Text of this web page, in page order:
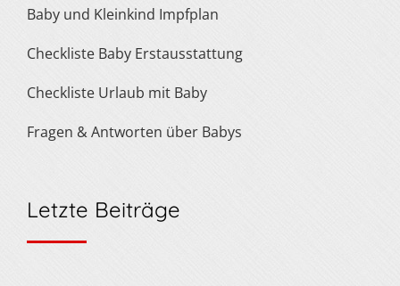
Baby und Kleinkind Impfplan
Checkliste Baby Erstausstattung
Checkliste Urlaub mit Baby
Fragen & Antworten über Babys
Letzte Beiträge